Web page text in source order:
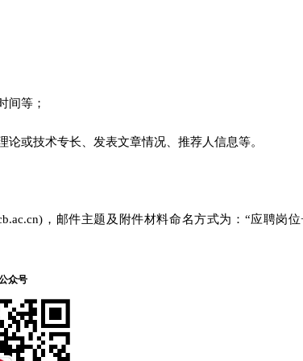
间等；
或技术专长、发表文章情况、推荐人信息等。
，邮件主题及附件材料命名方式为：“应聘岗位
众号